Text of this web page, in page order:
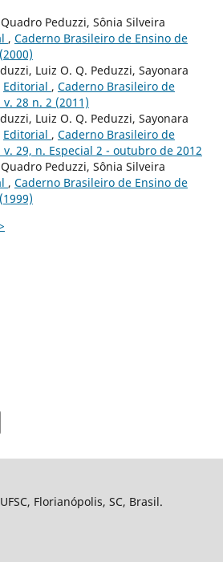
Peduzzi, Sônia Silveira
, Caderno Brasileiro de Ensino de
Luiz O. Q. Peduzzi, Sayonara
Editorial , Caderno Brasileiro de
28 n. 2 (2011)
Luiz O. Q. Peduzzi, Sayonara
Editorial , Caderno Brasileiro de
v. 29, n. Especial 2 - outubro de 2012
Peduzzi, Sônia Silveira
, Caderno Brasileiro de Ensino de
Florianópolis, SC, Brasil.